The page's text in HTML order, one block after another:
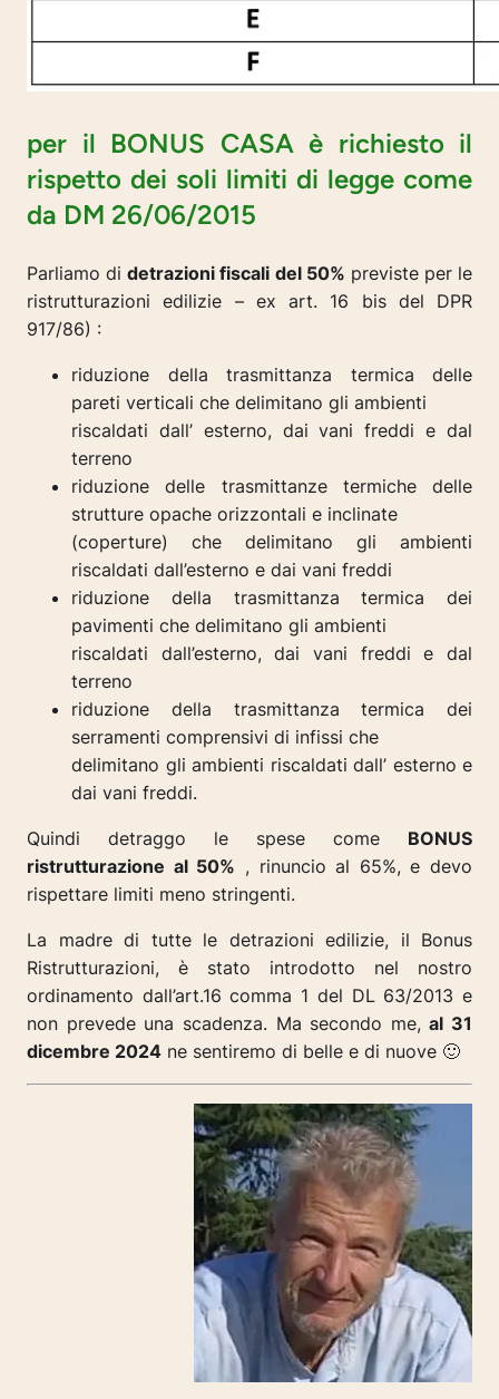
per il BONUS CASA è richiesto il
rispetto dei soli limiti di legge come
da DM 26/06/2015
Parliamo didetrazioni fiscali del 50% previste per le
ristrutturazioni edilizie – ex art. 16 bis del DPR
917/86) :
riduzione della trasmittanza termica delle
pareti verticali che delimitano gli ambienti
riscaldati dall’ esterno, dai vani freddi e dal
terreno
riduzione delle trasmittanze termiche delle
strutture opache orizzontali e inclinate
(coperture) che delimitano gli ambienti
riscaldati dall’esterno e dai vani freddi
riduzione della trasmittanza termica dei
pavimenti che delimitano gli ambienti
riscaldati dall’esterno, dai vani freddi e dal
terreno
riduzione della trasmittanza termica dei
serramenti comprensivi di infissi che
delimitano gli ambienti riscaldati dall’ esterno e
dai vani freddi.
Quindi detraggo le spese come BONUS
ristrutturazione al 50% , rinuncio al 65%, e devo
rispettare limiti meno stringenti.
La madre di tutte le detrazioni edilizie, il Bonus
Ristrutturazioni, è stato introdotto nel nostro
ordinamento dall’art.16 comma 1 del DL 63/2013 e
non prevede una scadenza. Ma secondo me,al 31
dicembre 2024 ne sentiremo di belle e di nuove 🙂